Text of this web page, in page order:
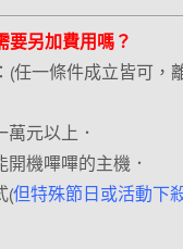
要另加費用嗎？
(任一條件成立皆可，
萬元以上．
開機嗶嗶的主機．
(但特殊節日或活動下